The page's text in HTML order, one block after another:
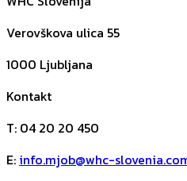
Verovškova ulica 55
1000 Ljubljana
Kontakt
T: 04 20 20 450
E: info.mjob@whc-